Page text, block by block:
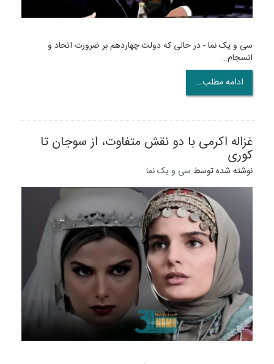
‌سی و یک نما - در حالی که دولت چهاردهم بر ضرورت اتحاد و
انسجام…
ادامه مطلب...
غزاله اکرمی با دو نقش متفاوت، از سوجان تا
کوری
نوشته شده توسط سی و یک نما